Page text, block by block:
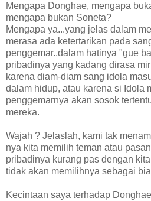
Mengapa Donghae, mengapa
mengapa bukan Soneta?
Mengapa ya...yang jelas dalam
merasa ada ketertarikan pada
penggemar..dalam hatinya "gue
pribadinya yang kadang dirasa
karena diam-diam sang idola
dalam hidup, atau karena si Idola
penggemarnya akan sosok
mereka.
Wajah ? Jelaslah, kami tak
nya kita memilih teman atau
pribadinya kurang pas dengan
tidak akan memilihnya sebagai
Kecintaan saya terhadap